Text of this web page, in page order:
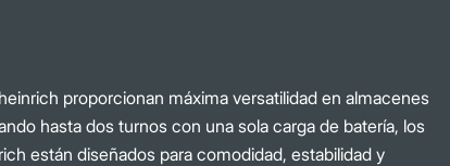
proporcionan máxima versatilidad en almacenes
hasta dos turnos con una sola carga de batería, los
están diseñados para comodidad, estabilidad y